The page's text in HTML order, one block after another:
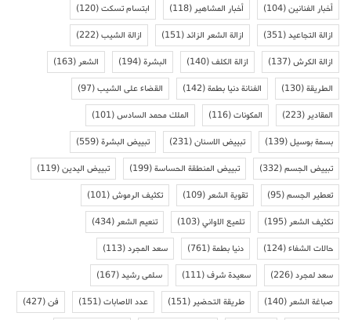
أخبار الفنانين(104) أخبار المشاهير(118) ابتسام تسكت(120)
ازالة التجاعيد(351) ازالة الشعر الزائد(151) ازالة الشيب(222)
ازالة الكرش(137) ازالة الكلف(140) البشرة(194) الشعر(163)
الطريقة(130) الفنانة دنيا بطمة(142) القضاء على الشيب(97)
المقادير(223) المكونات(116) الملك محمد السادس(101)
بسمة بوسيل(139) تبييض الاسنان(231) تبييض البشرة(559)
تبييض الجسم(332) تبييض المنطقة الحساسة(199) تبييض اليدين(119)
تعطير الجسم(95) تقوية الشعر(109) تكثيف الرموش(101)
تكثيف الشعر(195) تلميع الاواني(103) تنعيم الشعر(434)
حالات الشفاء(124) دنيا بطمة(761) سعد المجرد(113)
سعد لمجرد(226) سعيدة شرف(111) سلمى رشيد(167)
صباغة الشعر(140) طريقة التحضير(151) عدد الاصابات(151) فن(427)